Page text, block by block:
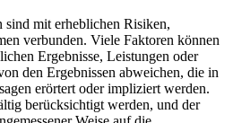
sind mit erheblichen Risiken,
verbunden. Viele Faktoren können
Ergebnisse, Leistungen oder
den Ergebnissen abweichen, die in
erörtert oder impliziert werden.
berücksichtigt werden, und der